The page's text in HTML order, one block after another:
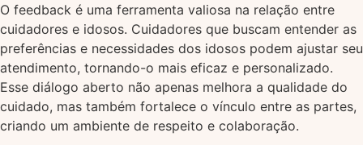
O feedback é uma ferramenta valiosa na relação entre
cuidadores e idosos. Cuidadores que buscam entender as
preferências e necessidades dos idosos podem ajustar seu
atendimento, tornando-o mais eficaz e personalizado.
Esse diálogo aberto não apenas melhora a qualidade do
cuidado, mas também fortalece o vínculo entre as partes,
criando um ambiente de respeito e colaboração.